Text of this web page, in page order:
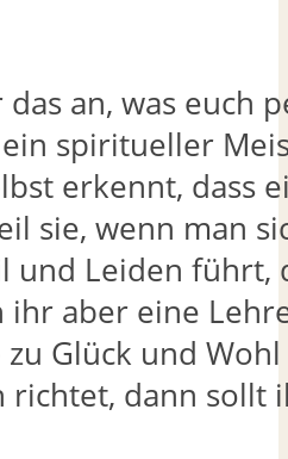
an, was euch
spiritueller
erkennt, dass
sie, wenn man
und Leiden führt,
ihr aber eine
Glück und
richtet, dann sollt